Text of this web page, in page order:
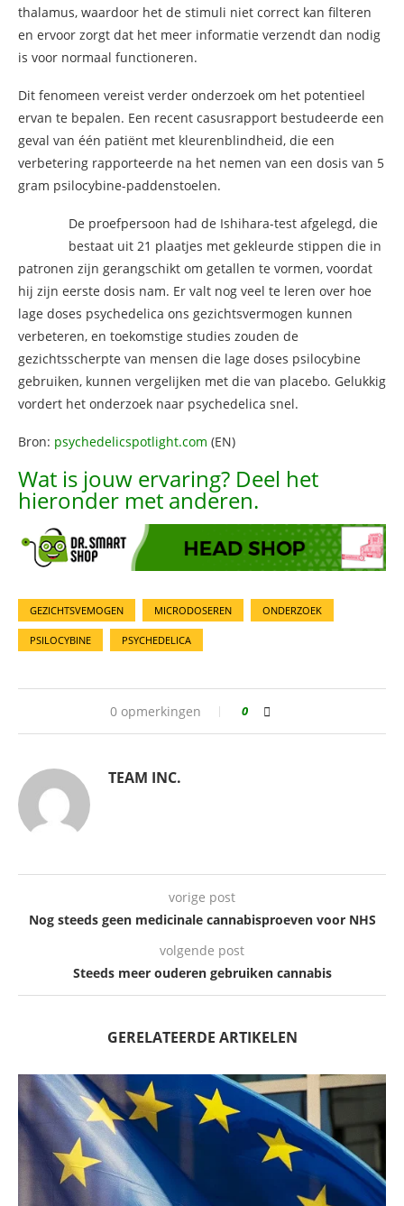
thalamus, waardoor het de stimuli niet correct kan filteren
en ervoor zorgt dat het meer informatie verzendt dan nodig
is voor normaal functioneren.
Dit fenomeen vereist verder onderzoek om het potentieel
ervan te bepalen. Een recent casusrapport bestudeerde een
geval van één patiënt met kleurenblindheid, die een
verbetering rapporteerde na het nemen van een dosis van 5
gram psilocybine-paddenstoelen.
De proefpersoon had de Ishihara-test afgelegd, die
bestaat uit 21 plaatjes met gekleurde stippen die in
patronen zijn gerangschikt om getallen te vormen, voordat
hij zijn eerste dosis nam. Er valt nog veel te leren over hoe
lage doses psychedelica ons gezichtsvermogen kunnen
verbeteren, en toekomstige studies zouden de
gezichtsscherpte van mensen die lage doses psilocybine
gebruiken, kunnen vergelijken met die van placebo. Gelukkig
vordert het onderzoek naar psychedelica snel.
Bron: psychedelicspotlight.com (EN)
Wat is jouw ervaring? Deel het
hieronder met anderen.
GEZICHTSVEMOGEN MICRODOSEREN ONDERZOEK
PSILOCYBINE PSYCHEDELICA
0 opmerkingen 0
TEAM INC.
vorige post
Nog steeds geen medicinale cannabisproeven voor NHS
volgende post
Steeds meer ouderen gebruiken cannabis
GERELATEERDE ARTIKELEN